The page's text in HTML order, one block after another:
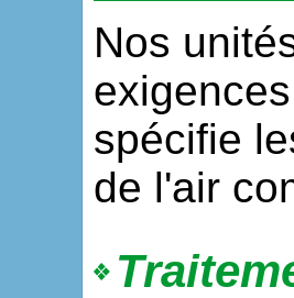
Nos
spécifie
de l'air